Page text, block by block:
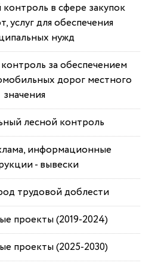
в сфере закупок
услуг для обеспечения
нужд
за обеспечением
дорог местного
значения
лесной контроль
информационные
- вывески
трудовой доблести
проекты (2019-2024)
проекты (2025-2030)